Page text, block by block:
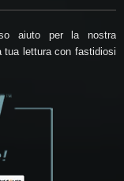
aiuto per la nostra
tua lettura con fastidiosi